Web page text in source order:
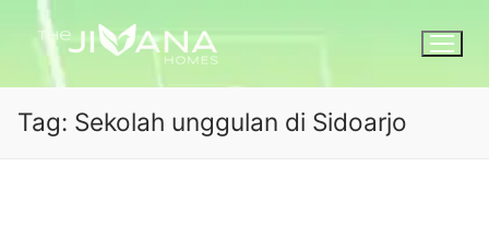
Tag: Sekolah unggulan di Sidoarjo